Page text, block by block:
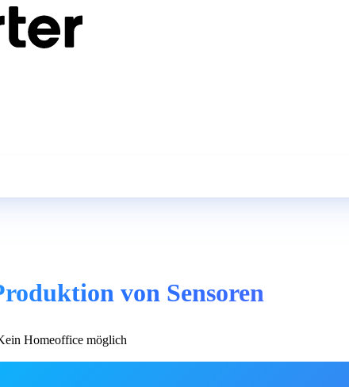
von Sensoren
Homeoffice möglich